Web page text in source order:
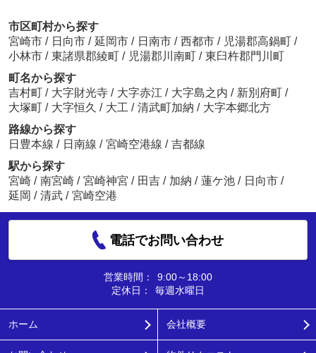
市区町村から探す
宮崎市 / 日向市 / 延岡市 / 日南市 / 西都市 / 児湯郡高鍋町
/
小林市 / 東諸県郡綾町 / 児湯郡川南町 / 東臼杵郡門川町
町名から探す
吉村町 / 大字財光寺 / 大字赤江 / 大字島之内 / 新別府町 /
大塚町 / 大字恒久 / 大工 / 清武町加納 / 大字本郷北方
路線から探す
日豊本線 / 日南線 / 宮崎空港線 / 吉都線
駅から探す
宮崎 / 南宮崎 / 宮崎神宮 / 田吉 / 加納 / 蓮ケ池 / 日向市 /
延岡 / 清武 / 宮崎空港
電話でお問い合わせ
営業時間：
9:00～18:00
定休日：
毎週水曜日
ホーム 会社概要